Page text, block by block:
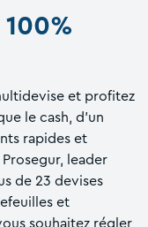
et profitez
le cash, d'un
rapides et
leader
de 23 devises
et
souhaitez régler